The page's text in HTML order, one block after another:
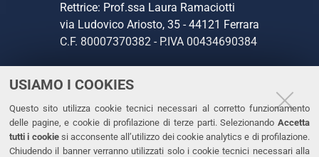
USIAMO I COOKIES
Questo sito utilizza cookie tecnici necessari al corretto funzionamento
delle pagine, e cookie di profilazione di terze parti. Selezionando Accetta
tutti i cookiesi acconsente all’utilizzo dei cookie analytics e di profilazione.
Chiudendo il banner verranno utilizzati solo i cookie tecnici necessari alla
Rettrice: Prof.ssa Laura Ramaciotti
via Ludovico Ariosto, 35 - 44121 Ferrara
C.F. 80007370382 - P.IVA 00434690384
CONTATTI
Tel. +39 0532 293111
Fax. +39 0532 293031
PEC